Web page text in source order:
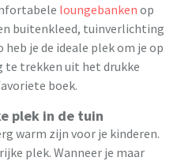
loungebanken op
buitenkleed, tuinverlichting
je de ideale plek om je op
te trekken uit het drukke
boek.
plek in de tuin
warm zijn voor je kinderen.
plek. Wanneer je maar